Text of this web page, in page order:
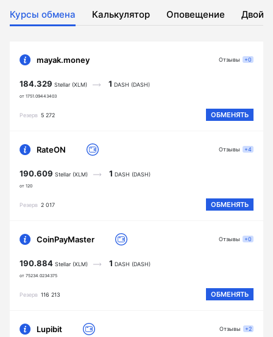
Курсы обмена Калькулятор Оповещение
mayak.money
184.329 Stellar (XLM)
от 1751.09443403
1 DASH (DASH)
Резерв 5 272 ОБМЕНЯТЬ
Отзывы +0
RateON
190.609 Stellar (XLM)
от 120
1 DASH (DASH)
Резерв 2 017 ОБМЕНЯТЬ
Отзывы +4
CoinPayMaster
190.884 Stellar (XLM)
от 75234.0234375
1 DASH (DASH)
Резерв 116 213 ОБМЕНЯТЬ
Отзывы +0
Lupibit Отзывы +2